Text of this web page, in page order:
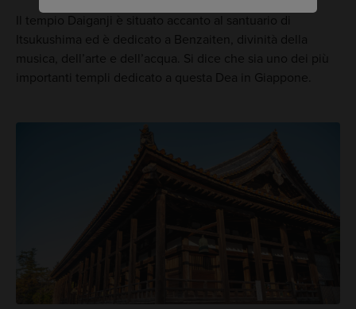
Il tempio Daiganji è situato accanto al santuario di
Itsukushima ed è dedicato a Benzaiten, divinità della
musica, dell’arte e dell’acqua. Si dice che sia uno dei più
importanti templi dedicato a questa Dea in Giappone.